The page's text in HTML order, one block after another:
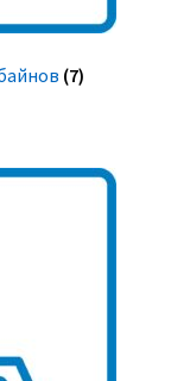
(7)